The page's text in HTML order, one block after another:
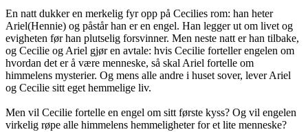
En natt dukker en merkelig fyr opp på Cecilies rom: han heter
Ariel(Hennie) og påstår han er en engel. Han legger ut om livet og
evigheten før han plutselig forsvinner. Men neste natt er han tilbake,
og Cecilie og Ariel gjør en avtale: hvis Cecilie forteller engelen om
hvordan det er å være menneske, så skal Ariel fortelle om
himmelens mysterier. Og mens alle andre i huset sover, lever Ariel
og Cecilie sitt eget hemmelige liv.
Men vil Cecilie fortelle en engel om sitt første kyss? Og vil engelen
virkelig røpe alle himmelens hemmeligheter for et lite menneske?